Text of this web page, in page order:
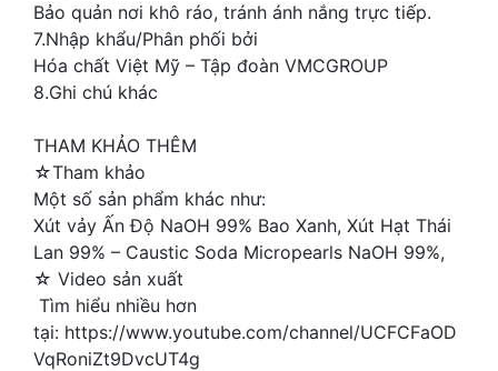
Bảo quản nơi khô ráo, tránh ánh nắng trực tiếp.
7.Nhập khẩu/Phân phối bởi
Hóa chất Việt Mỹ – Tập đoàn VMCGROUP
8.Ghi chú khác
THAM KHẢO THÊM
☆Tham khảo
Một số sản phẩm khác như:
Xút vảy Ấn Độ NaOH 99% Bao Xanh, Xút Hạt Thái
Lan 99% – Caustic Soda Micropearls NaOH 99%,
☆ Video sản xuất
Tìm hiểu nhiều hơn
tại: https://www.youtube.com/channel/UCFCFaOD
VqRoniZt9DvcUT4g